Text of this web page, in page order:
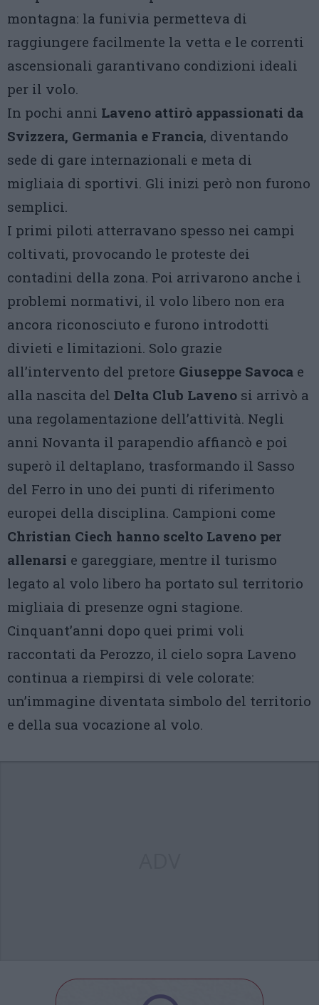
montagna: la funivia permetteva di
raggiungere facilmente la vetta e le correnti
ascensionali garantivano condizioni ideali
per il volo.
In pochi anni Laveno attirò appassionati da
Svizzera, Germania e Francia, diventando
sede di gare internazionali e meta di
migliaia di sportivi. Gli inizi però non furono
semplici.
I primi piloti atterravano spesso nei campi
coltivati, provocando le proteste dei
contadini della zona. Poi arrivarono anche i
problemi normativi, il volo libero non era
ancora riconosciuto e furono introdotti
divieti e limitazioni. Solo grazie
all’intervento del pretore Giuseppe Savoca e
alla nascita del Delta Club Laveno si arrivò a
una regolamentazione dell’attività. Negli
anni Novanta il parapendio affiancò e poi
superò il deltaplano, trasformando il Sasso
del Ferro in uno dei punti di riferimento
europei della disciplina. Campioni come
Christian Ciech hanno scelto Laveno per
allenarsi e gareggiare, mentre il turismo
legato al volo libero ha portato sul territorio
migliaia di presenze ogni stagione.
Cinquant’anni dopo quei primi voli
raccontati da Perozzo, il cielo sopra Laveno
continua a riempirsi di vele colorate:
un’immagine diventata simbolo del territorio
e della sua vocazione al volo.